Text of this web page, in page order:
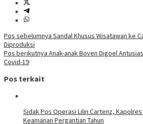
Navigasi
pos
Pos sebelumnya Sandal Khusus Wisatawan ke
Diproduksi
Pos berikutnya Anak-anak Boven Digoel
Covid-19
Pos terkait
Sidak Pos Operasi Lilin Cartenz,
Keamanan Pergantian Tahun